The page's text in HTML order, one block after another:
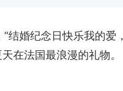
结婚纪念日快乐我的爱，
在法国最浪漫的礼物。